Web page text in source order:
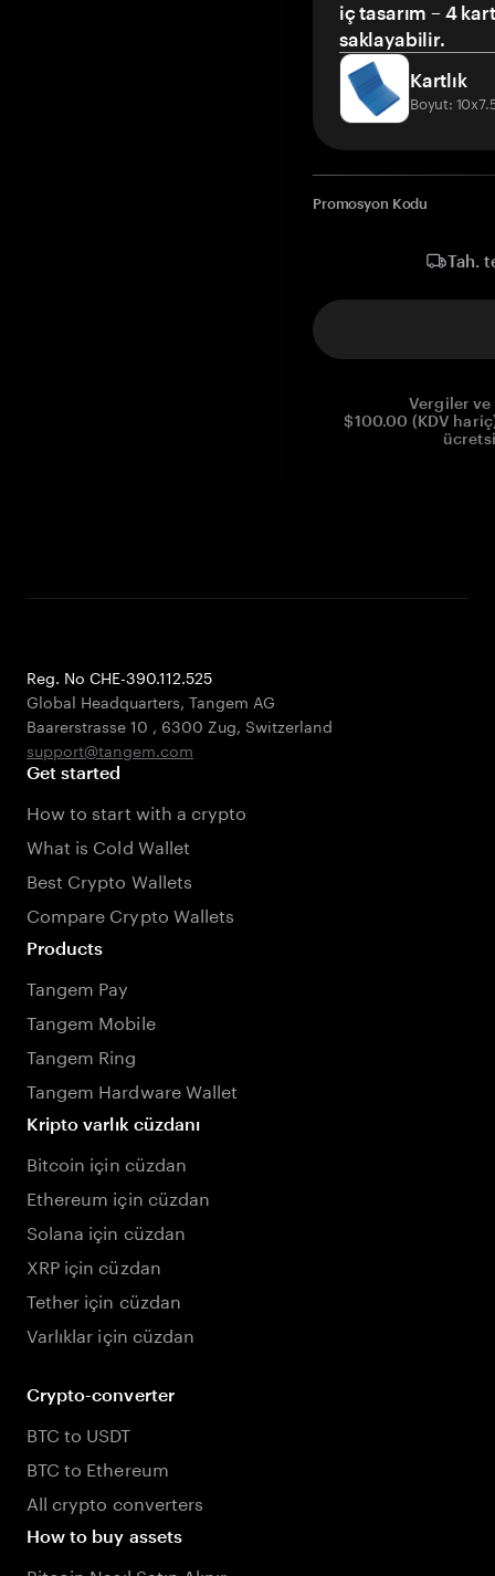
iç tasarım – 4
saklayabilir.
Kartlık
Boyut:
Promosyon Kodu
Tah.
Vergiler
$100.00 (KDV
Reg. No CHE-390.112.525
Global Headquarters, Tangem AG
Baarerstrasse 10 , 6300 Zug, Switzerland
support@tangem.com
Get started
How to start with a crypto
What is Cold Wallet
Best Crypto Wallets
Compare Crypto Wallets
Products
Tangem Pay
Tangem Mobile
Tangem Ring
Tangem Hardware Wallet
Kripto varlık cüzdanı
Bitcoin için cüzdan
Ethereum için cüzdan
Solana için cüzdan
XRP için cüzdan
Tether için cüzdan
Varlıklar için cüzdan
Crypto-converter
BTC to USDT
BTC to Ethereum
All crypto converters
How to buy assets